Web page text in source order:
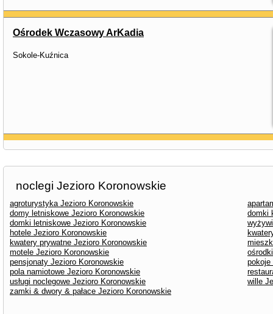
Ośrodek Wczasowy ArKadia
Sokole-Kuźnica
noclegi Jezioro Koronowskie
agroturystyka Jezioro Koronowskie
domy letniskowe Jezioro Koronowskie
domki
domki letniskowe Jezioro Koronowskie
hotele Jezioro Koronowskie
kwatery prywatne Jezioro Koronowskie
motele Jezioro Koronowskie
pensjonaty Jezioro Koronowskie
pokoje
pola namiotowe Jezioro Koronowskie
usługi noclegowe Jezioro Koronowskie
wille
zamki & dwory & pałace Jezioro Koronowskie